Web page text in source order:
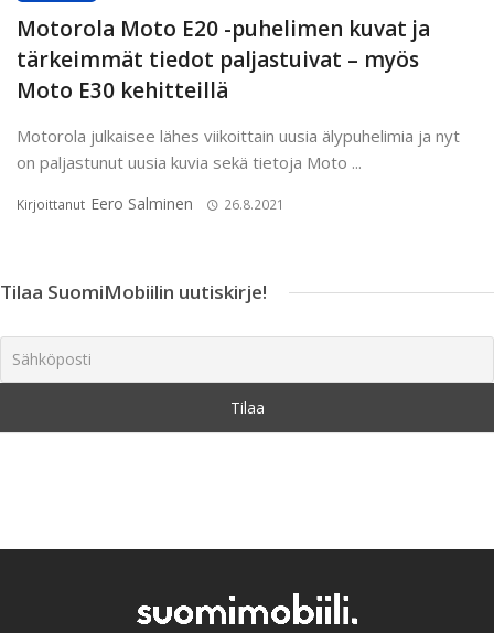
Motorola Moto E20 -puhelimen kuvat ja
tärkeimmät tiedot paljastuivat – myös
Moto E30 kehitteillä
Motorola julkaisee lähes viikoittain uusia älypuhelimia ja nyt
on paljastunut uusia kuvia sekä tietoja Moto ...
Kirjoittanut Eero Salminen 26.8.2021
Tilaa SuomiMobiilin uutiskirje!